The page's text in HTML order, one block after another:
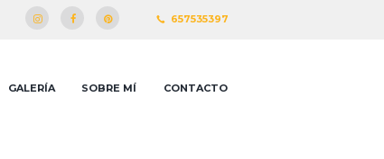
657535397
GALERÍA SOBRE MÍ CONTACTO